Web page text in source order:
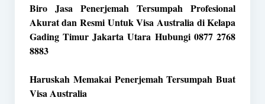
Biro Jasa Penerjemah Tersumpah Profesional
Akurat dan Resmi Untuk Visa Australia di Kelapa
Gading Timur Jakarta Utara Hubungi 0877 2768
8883
Haruskah Memakai Penerjemah Tersumpah Buat
Visa Australia